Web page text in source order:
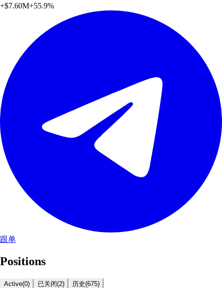
+$7.60M+55.9%
跟单
Positions
Active(0) 已关闭(2) 历史(675)